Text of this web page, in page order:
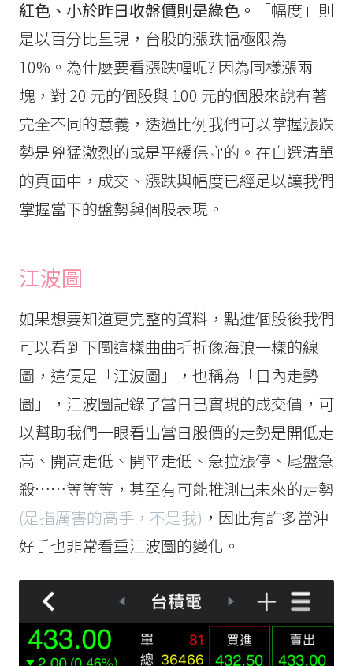
紅色、小於昨日收盤價則是綠色。
「幅度」則
是以百分比呈現，台股的漲跌幅極限為
10%。為什麼要看漲跌幅呢? 因為同樣漲兩
塊，對 20 元的個股與 100 元的個股來說有著
完全不同的意義，透過比例我們可以掌握漲跌
勢是兇猛激烈的或是平緩保守的。在自選清單
的頁面中，成交、漲跌與幅度已經足以讓我們
掌握當下的盤勢與個股表現。
江波圖
如果想要知道更完整的資料，點進個股後我們
可以看到下圖這樣曲曲折折像海浪一樣的線
圖，這便是「江波圖」，也稱為「日內走勢
圖」，江波圖記錄了當日已實現的成交價，可
以幫助我們一眼看出當日股價的走勢是開低走
高、開高走低、開平走低、急拉漲停、尾盤急
殺……等等等，甚至有可能推測出未來的走勢
(是指厲害的高手，不是我) ，因此有許多當沖
好手也非常看重江波圖的變化。